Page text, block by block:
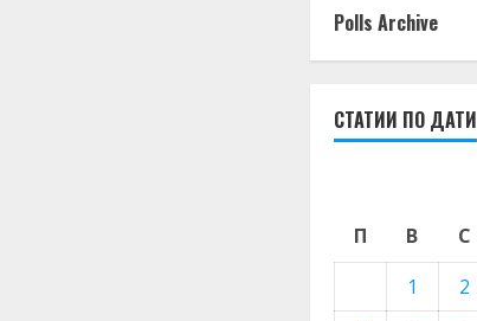
Polls Archive
СТАТИИ ПО ДАТИ
П В С
1
2